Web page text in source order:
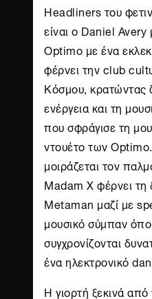
Headliners του
είναι ο Daniel
Optimo με ένα
φέρνει την club
Κόσμου, κρατώντας
ενέργεια και τη
που σφράγισε τη
ντουέτο των
μοιράζεται τον
Madam X φέρνει
Metaman μαζί με
μουσικό σύμπαν
συγχρονίζονται
ένα ηλεκτρονικό
Η γιορτή ξεκινά